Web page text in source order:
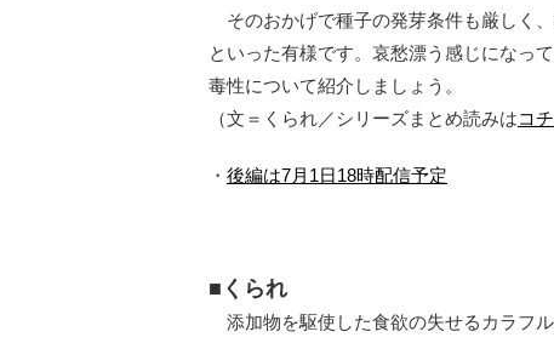
そのおかげで種子の発芽条件も厳しく
といった有様です。哀愁漂う感じになっ
毒性について紹介しましょう。
（文＝くられ／シリーズまとめ読みはコ
・ 後編は7月1日18時配信予定
■くられ
添加物を駆使した食欲の失せるカラフ